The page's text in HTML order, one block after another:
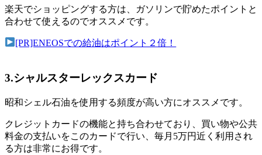
楽天でショッピングする方は、ガソリンで貯めたポイントと
合わせて使えるのでオススメです。
[PR]ENEOSでの給油はポイント２倍！
3.シャルスターレックスカード
昭和シェル石油を使用する頻度が高い方にオススメです。
クレジットカードの機能と持ち合わせており、買い物や公共
料金の支払いをこのカードで行い、毎月5万円近く利用され
る方は非常にお得です。